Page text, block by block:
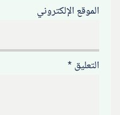
الموقع الإلكتروني
التعليق*